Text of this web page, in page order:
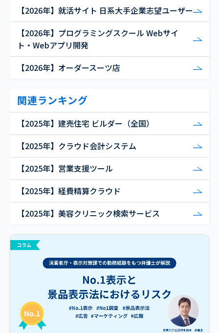
【2026年】就活サイト 日系大手企業志望ユーザー
【2026年】プログラミングスクール Webサイ
ト・Webアプリ開発
【2026年】オーダースーツ店
関連ランキング
【2025年】建売住宅 ビルダー（全国）
【2025年】クラウド会計システム
【2025年】営業支援ツール
【2025年】経費精算クラウド
【2025年】美容クリニック検索サービス